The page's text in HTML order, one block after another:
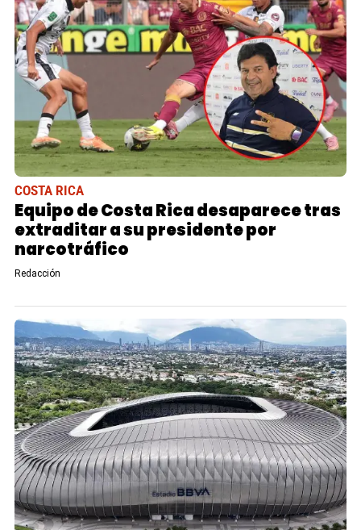
COSTA RICA
Equipo de Costa Rica desaparece tras
extraditar a su presidente por
narcotráfico
Redacción